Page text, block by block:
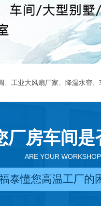
、工业大风扇厂家、降温水帘
厂房车间
ARE YOUR
泰懂您高温工厂的